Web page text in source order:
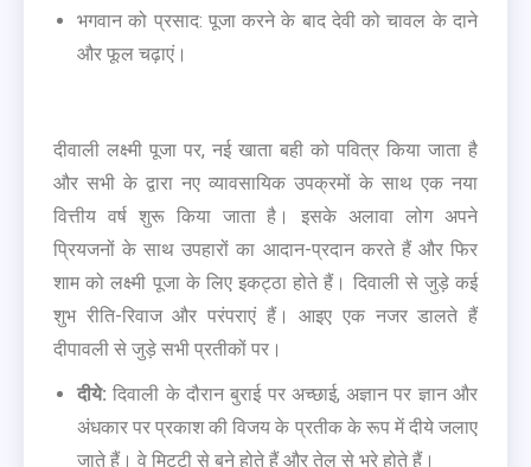
भगवान को प्रसाद: पूजा करने के बाद देवी को चावल के दाने
और फूल चढ़ाएं।
दीवाली लक्ष्मी पूजा पर, नई खाता बही को पवित्र किया जाता है
और सभी के द्वारा नए व्यावसायिक उपक्रमों के साथ एक नया
वित्तीय वर्ष शुरू किया जाता है। इसके अलावा लोग अपने
प्रियजनों के साथ उपहारों का आदान-प्रदान करते हैं और फिर
शाम को लक्ष्मी पूजा के लिए इकट्ठा होते हैं। दिवाली से जुड़े कई
शुभ रीति-रिवाज और परंपराएं हैं। आइए एक नजर डालते हैं
दीपावली से जुड़े सभी प्रतीकों पर।
दीये: दिवाली के दौरान बुराई पर अच्छाई, अज्ञान पर ज्ञान और
अंधकार पर प्रकाश की विजय के प्रतीक के रूप में दीये जलाए
जाते हैं। वे मिट्टी से बने होते हैं और तेल से भरे होते हैं।